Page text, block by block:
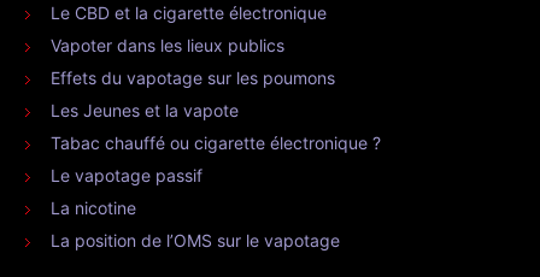
Le CBD et la cigarette électronique
Vapoter dans les lieux publics
Effets du vapotage sur les poumons
Les Jeunes et la vapote
Tabac chauffé ou cigarette électronique ?
Le vapotage passif
La nicotine
La position de l’OMS sur le vapotage